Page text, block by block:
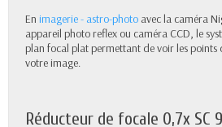
En imagerie - astro-photo avec la caméra
appareil photo reflex ou caméra CCD, le
plan focal plat permettant de voir les points
votre image.
Réducteur de focale 0,7x SC